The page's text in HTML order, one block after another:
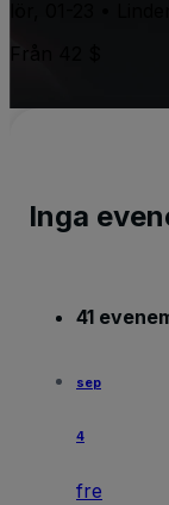
Inga
41
sep
4
fre